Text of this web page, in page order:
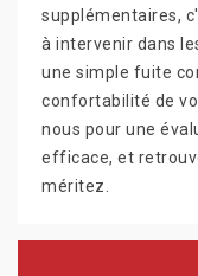
supplémentaires,
à intervenir dans
une simple fuite
confortabilité de
nous pour une
efficace, et
méritez.